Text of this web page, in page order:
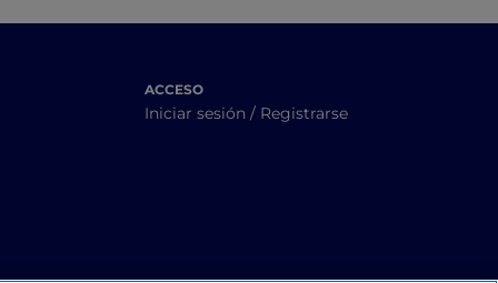
ACCESO
Iniciar sesión / Registrarse